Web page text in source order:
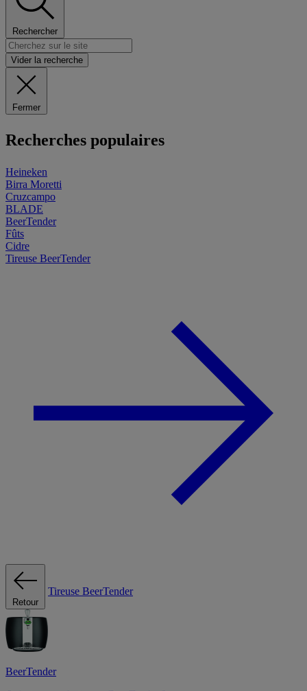
Rechercher
Vider la recherche
Fermer
Recherches populaires
Heineken
Birra Moretti
Cruzcampo
BLADE
BeerTender
Fûts
Cidre
Tireuse BeerTender
Retour
Tireuse BeerTender
BeerTender